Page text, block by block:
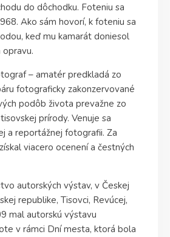
do dôchodku. Foteniu sa
Ako sám hovorí, k foteniu sa
keď mu kamarát doniesol
opravu.
– amatér predkladá zo
fotograficky zakonzervované
podôb života prevažne zo
prírody. Venuje sa
a reportážnej fotografii. Za
viacero ocenení a čestných
autorských výstav, v Českej
republike, Tisovci, Revúcej,
mal autorskú výstavu
v rámci Dní mesta, ktorá bola